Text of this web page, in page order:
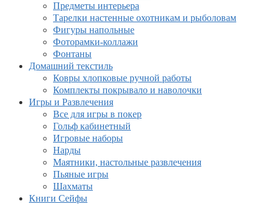
Предметы интерьера
Тарелки настенные охотникам и рыболовам
Фигуры напольные
Фоторамки-коллажи
Фонтаны
Домашний текстиль
Ковры хлопковые ручной работы
Комплекты покрывало и наволочки
Игры и Развлечения
Все для игры в покер
Гольф кабинетный
Игровые наборы
Нарды
Маятники, настольные развлечения
Пьяные игры
Шахматы
Книги Сейфы